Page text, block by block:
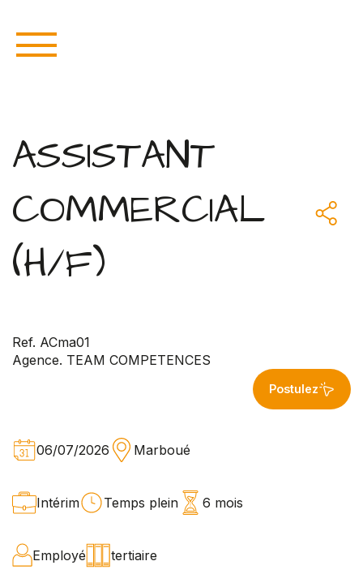
ASSISTANT
COMMERCIAL
(H/F)
Ref. ACma01
Agence. TEAM COMPETENCES
Postulez
06/07/2026 Marboué
Intérim Temps plein 6 mois
Employé tertiaire